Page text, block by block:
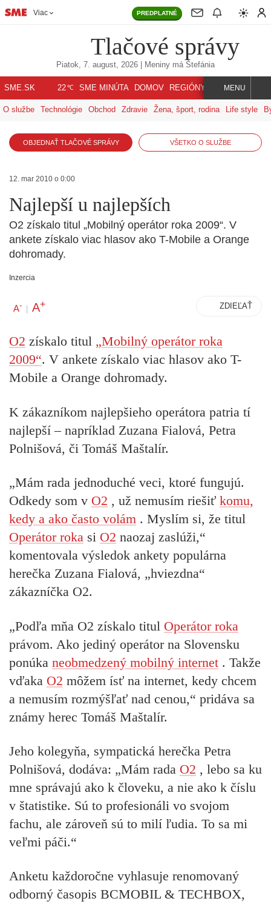
Viac PREDPLATNÉ
Tlačové správy
Piatok, 7. august, 2026 | Meniny má Štefánia
SME.SK 22℃ SME MINÚTA DOMOV REGIÓNY INDEX SVET
MENU
O službe Technológie Obchod Zdravie Žena, šport, rodina Life style
OBJEDNAŤ TLAČOVÉ SPRÁVY VŠETKO O SLUŽBE
12. mar 2010 o 0:00
Najlepší u najlepších
O2 získalo titul „Mobilný operátor roka 2009“. V
ankete získalo viac hlasov ako T-Mobile a Orange
dohromady.
Inzercia
A- | A+ ZDIEĽAŤ
O2 získalo titul „Mobilný operátor roka
2009“. V ankete získalo viac hlasov ako T-
Mobile a Orange dohromady.
K zákazníkom najlepšieho operátora patria tí
najlepší – napríklad Zuzana Fialová, Petra
Polnišová, či Tomáš Maštalír.
„Mám rada jednoduché veci, ktoré fungujú.
Odkedy som v O2 , už nemusím riešiť komu,
kedy a ako často volám . Myslím si, že titul
Operátor roka si O2 naozaj zaslúži,“
komentovala výsledok ankety populárna
herečka Zuzana Fialová, „hviezdna“
zákazníčka O2.
„Podľa mňa O2 získalo titul Operátor roka
právom. Ako jediný operátor na Slovensku
ponúka neobmedzený mobilný internet . Takže
vďaka O2 môžem ísť na internet, kedy chcem
a nemusím rozmýšľať nad cenou,“ pridáva sa
známy herec Tomáš Maštalír.
Jeho kolegyňa, sympatická herečka Petra
Polnišová, dodáva: „Mám rada O2 , lebo sa ku
mne správajú ako k človeku, a nie ako k číslu
v štatistike. Sú to profesionáli vo svojom
fachu, ale zároveň sú to milí ľudia. To sa mi
veľmi páči.“
Anketu každoročne vyhlasuje renomovaný
odborný časopis BCMOBIL & TECHBOX,